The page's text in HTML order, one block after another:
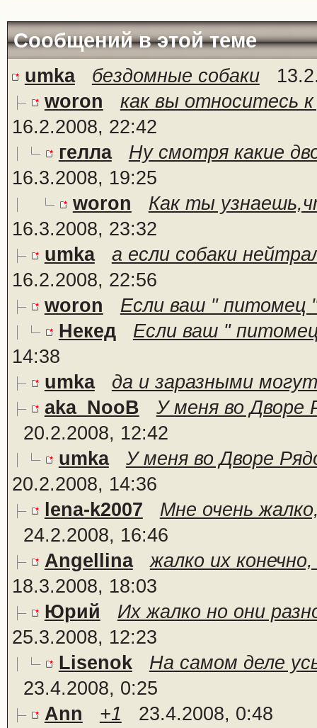
Сообщений в этой теме
umka бездомные собаки
woron
как вы относитесь
16.2.2008, 22:42
гелла
Ну смотря какие
16.3.2008, 19:25
woron
Как ты
16.3.2008, 23:32
umka
а если собаки
16.2.2008, 22:56
woron
Если ваш " питомец
Некед
Если ваш "
14:38
umka
да и заразными
aka_NooB
У меня во Дворе
20.2.2008, 12:42
umka
У меня во Дворе
20.2.2008, 14:36
lena-k2007
Мне очень
24.2.2008, 16:46
Angellina
жалко их
18.3.2008, 18:03
Юрий
Их жалко но они
25.3.2008, 12:23
Lisenok
На самом деле
23.4.2008, 0:25
Ann
+1
23.4.2008, 0:48